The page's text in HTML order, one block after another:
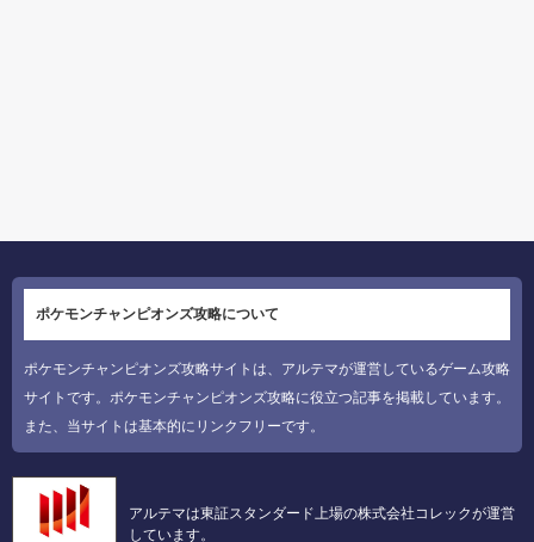
ポケモンチャンピオンズ攻略について
ポケモンチャンピオンズ攻略サイトは、アルテマが運営しているゲーム攻略
サイトです。ポケモンチャンピオンズ攻略に役立つ記事を掲載しています。
また、当サイトは基本的にリンクフリーです。
アルテマは東証スタンダード上場の株式会社コレックが運営
しています。